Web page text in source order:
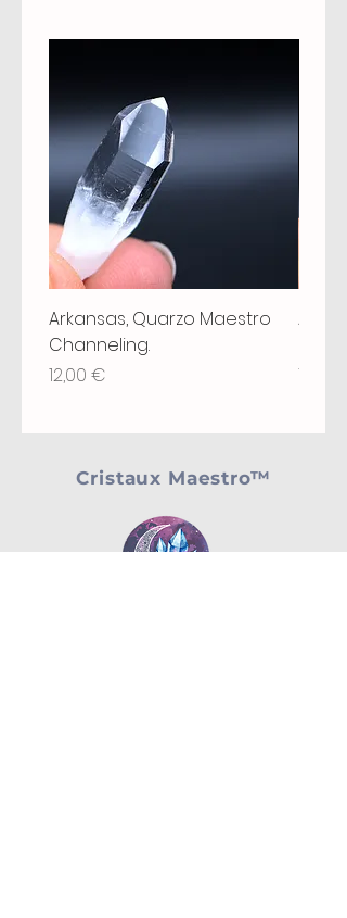
Arkansas, Quarzo Maestro
Channeling.
Prix
12,00 €
Prix
18,00 €
Cristaux Maestro™